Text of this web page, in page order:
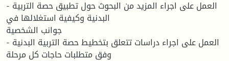
- العمل على اجراء المزيد من البحوث حول تطبيق حصة التربية
البدنية وكيفية استغلالها في
جوانب الشخصية
- العمل على اجراء دراسات تتعلق بتخطيط حصة التربية البدنية
وفق متطلبات حاجات كل مرحلة